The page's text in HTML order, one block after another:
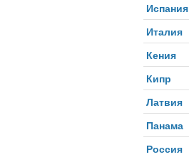
Испания
Италия
Кения
Кипр
Латвия
Панама
Россия